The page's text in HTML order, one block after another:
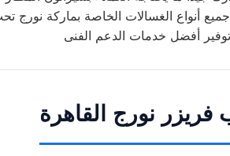
فريزر نورج القاهرة